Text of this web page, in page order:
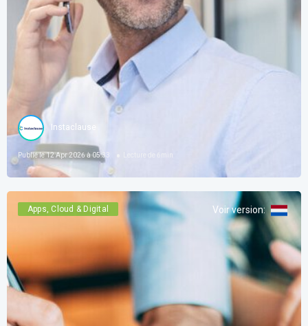
Instaclause
Publié le12 Apr 2026 à 05:33 min
Apps, Cloud & Digital Voir version: